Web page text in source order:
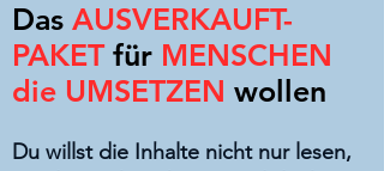
Das AUSVERKAUFT-
PAKET für MENSCHEN
die UMSETZEN wollen
Du willst die Inhalte nicht nur lesen,